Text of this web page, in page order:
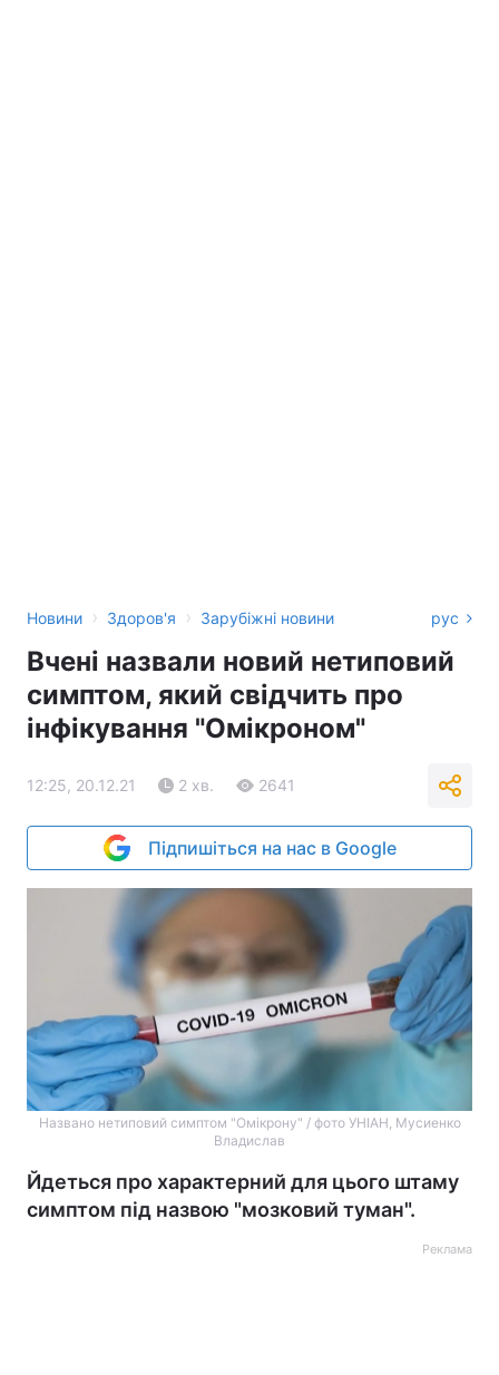
Новини › Здоров'я › Зарубіжні новини рус
Вчені назвали новий нетиповий
симптом, який свідчить про
інфікування "Омікроном"
12:25, 20.12.21 2 хв. 2641
Підпишіться на нас в Google
Названо нетиповий симптом "Омікрону" / фото УНІАН, Мусиенко
Владислав
Йдеться про характерний для цього штаму
симптом під назвою "мозковий туман".
Реклама